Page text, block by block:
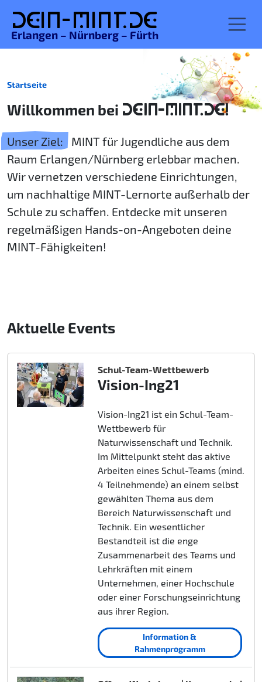
Dein-MINT.de
Erlangen – Nürnberg – Fürth
Startseite
Willkommen bei DEIN-MINT.DE!
Unser Ziel:
MINT für Jugendliche aus dem
Raum Erlangen/Nürnberg erlebbar machen.
Wir vernetzen verschiedene Einrichtungen,
um nachhaltige MINT-Lernorte außerhalb der
Schule zu schaffen. Entdecke mit unseren
regelmäßigen Hands-on-Angeboten deine
MINT-Fähigkeiten!
Aktuelle Events
Schul-Team-Wettbewerb
Vision-Ing21
Vision-Ing21 ist ein Schul-Team-
Wettbewerb für
Naturwissenschaft und Technik.
Im Mittelpunkt steht das aktive
Arbeiten eines Schul-Teams (mind.
4 Teilnehmende) an einem selbst
gewählten Thema aus dem
Bereich Naturwissenschaft und
Technik. Ein wesentlicher
Bestandteil ist die enge
Zusammenarbeit des Teams und
Lehrkräften mit einem
Unternehmen, einer Hochschule
oder einer Forschungseinrichtung
aus ihrer Region.
Information &
Rahmenprogramm